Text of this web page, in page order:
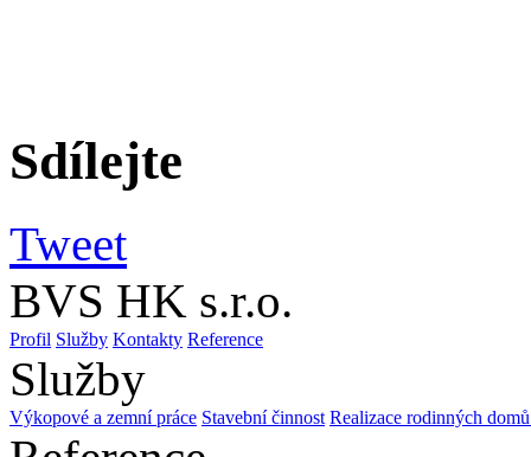
Sdílejte
Tweet
BVS HK s.r.o.
Profil Služby Kontakty Reference
Služby
Výkopové a zemní práce Stavební činnost Realizace rodinných